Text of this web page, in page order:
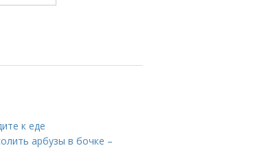
к еде
арбузы в бочке –